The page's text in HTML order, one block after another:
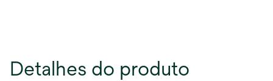
Detalhes do produto